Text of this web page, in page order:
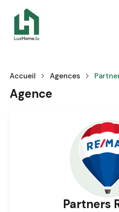
Accueil Agences
Agence
Partners